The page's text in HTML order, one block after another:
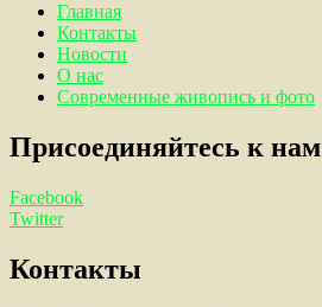
Главная
Контакты
Новости
О нас
Современные живопись и фото
Присоединяйтесь к нам
Facebook
Twitter
Контакты